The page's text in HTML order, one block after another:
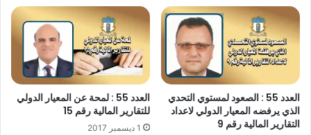
العدد 55 : الصعود لمستوي التحدي
الذي يرفضه المعيار الدولي لاعداد
التقارير المالية رقم 9
العدد 55 : لمحة عن المعيار الدولي
للتقارير المالية رقم 15
1 ديسمبر 2017